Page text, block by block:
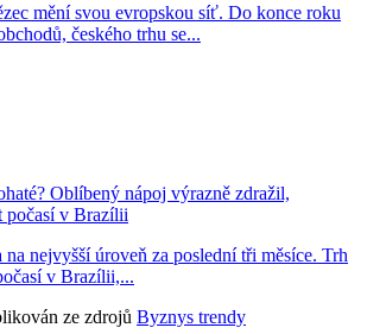
mění svou evropskou síť. Do konce roku
českého trhu se...
Oblíbený nápoj výrazně zdražil,
počasí v Brazílii
na nejvyšší úroveň za poslední tři měsíce. Trh
v Brazílii,...
ze zdrojů Byznys trendy